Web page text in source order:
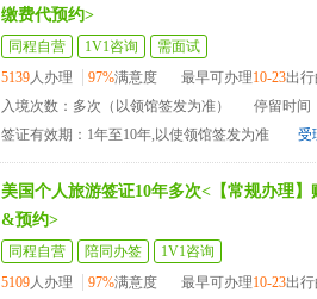
缴费代预约>
同程自营 1V1咨询
需面试
5139人办理 97%满意度 最早可办理10-23出
入境次数：多次（以领馆签发为准）
停留时间
签证有效期：1年至10年,以使领馆签发为准
受
美国个人旅游签证10年多次<【常规办理
&预约>
同程自营 陪同办签
1V1咨询
5109人办理 97%满意度 最早可办理10-23出